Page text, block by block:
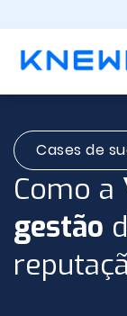
Cases de
Como a
gestão